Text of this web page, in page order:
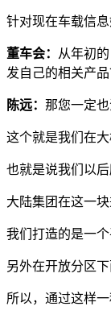
针对现在车载信
董车会：
从年初
发自己的相关产品
陈远： 那您一定
这个就是我们在
也就是说我们以
大陆集团在这一
我们打造的是一
另外在开放分区
所以，通过这样